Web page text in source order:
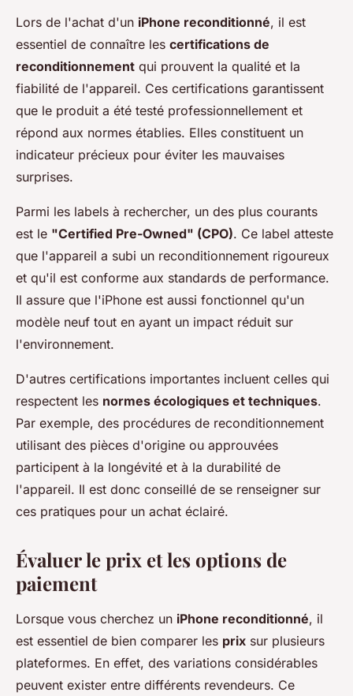
Lors de l'achat d'un iPhone reconditionné, il est
essentiel de connaître les certifications de
reconditionnement qui prouvent la qualité et la
fiabilité de l'appareil. Ces certifications garantissent
que le produit a été testé professionnellement et
répond aux normes établies. Elles constituent un
indicateur précieux pour éviter les mauvaises
surprises.
Parmi les labels à rechercher, un des plus courants
est le "Certified Pre-Owned" (CPO). Ce label atteste
que l'appareil a subi un reconditionnement rigoureux
et qu'il est conforme aux standards de performance.
Il assure que l'iPhone est aussi fonctionnel qu'un
modèle neuf tout en ayant un impact réduit sur
l'environnement.
D'autres certifications importantes incluent celles qui
respectent les normes écologiques et techniques.
Par exemple, des procédures de reconditionnement
utilisant des pièces d'origine ou approuvées
participent à la longévité et à la durabilité de
l'appareil. Il est donc conseillé de se renseigner sur
ces pratiques pour un achat éclairé.
Évaluer le prix et les options de
paiement
Lorsque vous cherchez un iPhone reconditionné, il
est essentiel de bien comparer les prix sur plusieurs
plateformes. En effet, des variations considérables
peuvent exister entre différents revendeurs. Ce